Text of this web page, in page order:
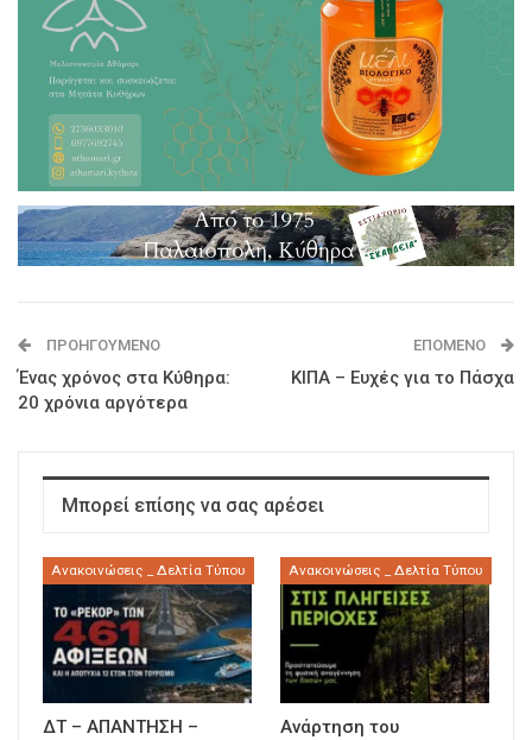
ΠΡΟΗΓΟΎΜΕΝΟ
Ένας χρόνος στα Κύθηρα:
20 χρόνια αργότερα
ΕΠΌΜΕΝΟ
ΚΙΠΑ – Ευχές για το Πάσχα
Μπορεί επίσης να σας αρέσει
Ανακοινώσεις _ Δελτία Τύπου
ΔΤ – ΑΠΑΝΤΗΣΗ –
Ανακοινώσεις _ Δελτία Τύπου
Ανάρτηση του